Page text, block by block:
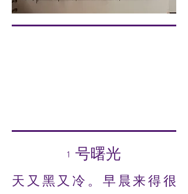
1 号曙光
天又黑又冷。早晨来得很